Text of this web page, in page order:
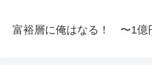
富裕層に俺はなる！ 〜1億